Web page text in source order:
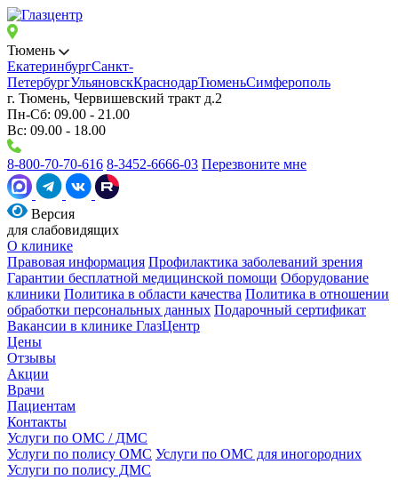
Тюмень
ЕкатеринбургСанкт-
ПетербургУльяновскКраснодарТюменьСимферополь
г. Тюмень, Червишевский тракт д.2
Пн-Сб: 09.00 - 21.00
Вс: 09.00 - 18.00
8-800-70-70-616 8-3452-6666-03 Перезвоните мне
Версия
для слабовидящих
О клинике
Правовая информация Профилактика заболеваний зрения
Гарантии бесплатной медицинской помощи Оборудование
клиники Политика в области качества Политика в отношении
обработки персональных данных Подарочный сертификат
Вакансии в клинике ГлазЦентр
Цены
Отзывы
Акции
Врачи
Пациентам
Контакты
Услуги по ОМС / ДМС
Услуги по полису ОМС Услуги по ОМС для иногородних
Услуги по полису ДМС